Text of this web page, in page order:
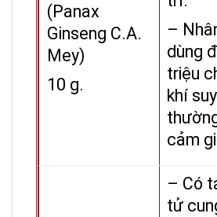
(Panax
Ginseng C.A.
Mey)
10 g.
–
dùng
triệu
khí
cảm
– Có
tử